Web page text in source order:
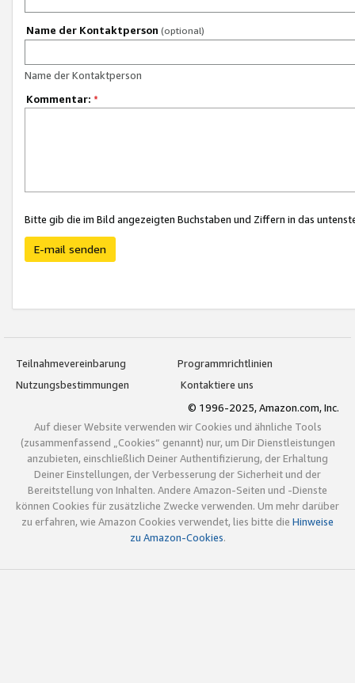
Name der Kontaktperson (optional)
Name der Kontaktperson
Kommentar: *
Bitte gib die im Bild angezeigten Buchstaben und Ziffern in das
E-mail senden
Teilnahmevereinbarung
Programmrichtlinien
Nutzungsbestimmungen
Kontaktiere uns
© 1996-2025, Amazon.com, Inc.
Auf dieser Website verwenden wir Cookies und ähnliche Tools
(zusammenfassend „Cookies“ genannt) nur, um Dir Dienstleistungen
anzubieten, einschließlich Deiner Authentifizierung, der Erhaltung
Deiner Einstellungen, der Verbesserung der Sicherheit und der
Bereitstellung von Inhalten. Andere Amazon-Seiten und -Dienste
können Cookies für zusätzliche Zwecke verwenden. Um mehr darüber
zu erfahren, wie Amazon Cookies verwendet, lies bitte die Hinweise
zu Amazon-Cookies.